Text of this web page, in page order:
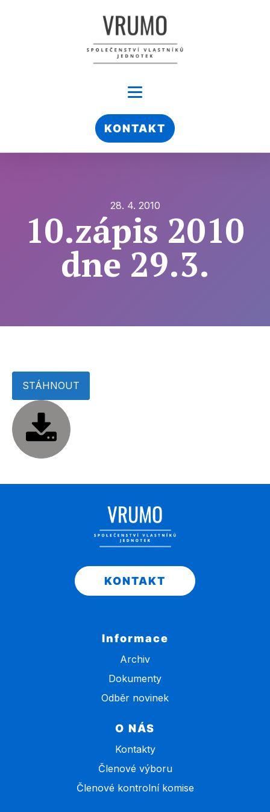
KONTAKT
28. 4. 2010
10.zápis 2010
dne 29.3.
STÁHNOUT
KONTAKT
Informace
Archiv
Dokumenty
Odběr novinek
O NÁS
Kontakty
Členové výboru
Členové kontrolní komise